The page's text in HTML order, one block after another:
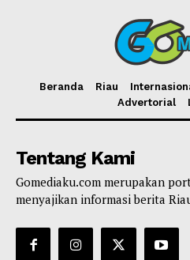
Beranda Riau
Advertorial
Tentang Kami
Gomediaku.com merupakan
menyajikan informasi berita